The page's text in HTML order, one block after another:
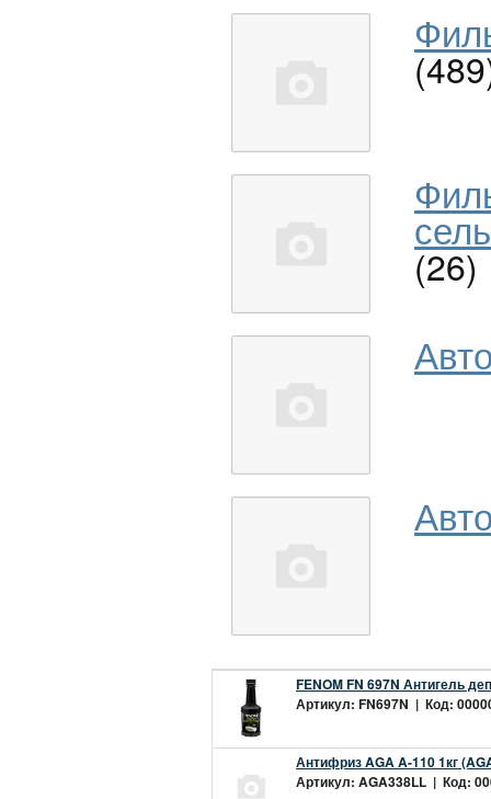
(26)
FENOM FN 697N Антигель
Артикул: FN697N | Код:
Антифриз AGA A-110 1кг
Артикул: AGA338LL | Код: